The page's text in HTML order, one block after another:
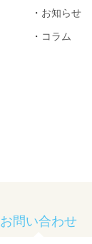
お知らせ
コラム
お問い合わせ